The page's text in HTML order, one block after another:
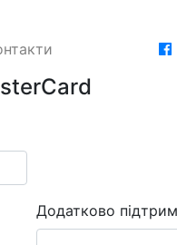
Додатково